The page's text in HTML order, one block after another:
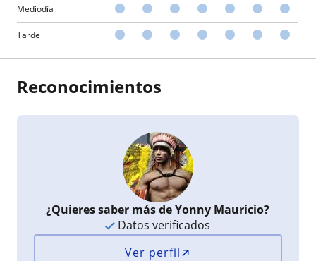
Mediodía
Tarde
Reconocimientos
¿Quieres saber más de Yonny Mauricio?
Datos verificados
Ver perfil